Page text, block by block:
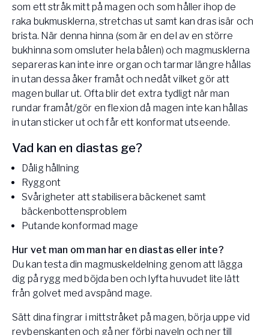
som ett stråk mitt på magen och som håller ihop de
raka bukmusklerna, stretchas ut samt kan dras isär och
brista. När denna hinna (som är en del av en större
bukhinna som omsluter hela bålen) och magmusklerna
separeras kan inte inre organ och tarmar längre hållas
in utan dessa åker framåt och nedåt vilket gör att
magen bullar ut. Ofta blir det extra tydligt när man
rundar framåt/gör en flexion då magen inte kan hållas
in utan sticker ut och får ett konformat utseende.
Vad kan en diastas ge?
Dålig hållning
Ryggont
Svårigheter att stabilisera bäckenet samt
bäckenbottensproblem
Putande konformad mage
Hur vet man om man har en diastas eller inte?
Du kan testa din magmuskeldelning genom att lägga
dig på rygg med böjda ben och lyfta huvudet lite lätt
från golvet med avspänd mage.
Sätt dina fingrar i mittstråket på magen, börja uppe vid
revbenskanten och gå ner förbi naveln och ner till